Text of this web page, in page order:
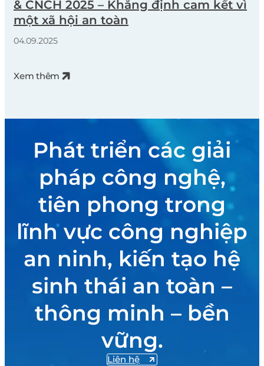
& CNCH 2025 – Khẳng định cam kết vì
một xã hội an toàn
04.09.2025
Xem thêm
Phát triển các giải
pháp công nghệ,
tiên phong trong
lĩnh vực công nghiệp
an ninh, kiến tạo hệ
sinh thái an toàn –
thông minh – bền
vững.
Liên hệ